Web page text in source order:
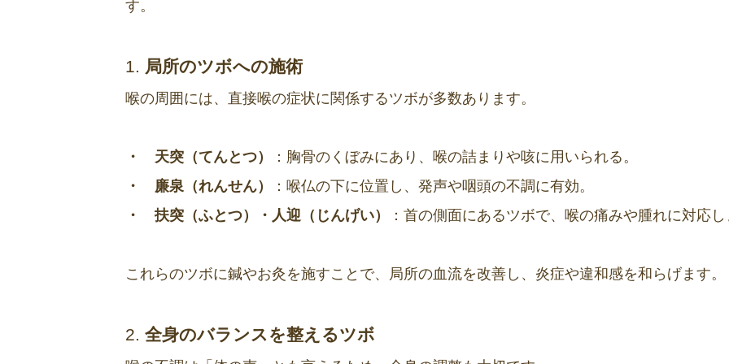
す。
1. 局所のツボへの施術
喉の周囲には、直接喉の症状に関係するツボが多数あります。
・ 天突（てんとつ）
：胸骨のくぼみにあり、喉の詰まりや咳に用いられる。
・ 廉泉（れんせん）
：喉仏の下に位置し、発声や咽頭の不調に有効。
・ 扶突（ふとつ）・人迎（じんげい）
：首の側面にあるツボで、喉の痛みや腫れに対応
これらのツボに鍼やお灸を施すことで、局所の血流を改善し、炎症や違和感を和らげます。
2. 全身のバランスを整えるツボ